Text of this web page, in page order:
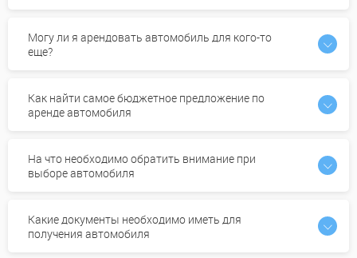
Могу ли я арендовать автомобиль для кого-то
еще?
Как найти самое бюджетное предложение по
аренде автомобиля
На что необходимо обратить внимание при
выборе автомобиля
Какие документы необходимо иметь для
получения автомобиля